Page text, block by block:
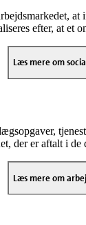
efter, at
Læs mere om
der er aftalt i de
Læs mere om